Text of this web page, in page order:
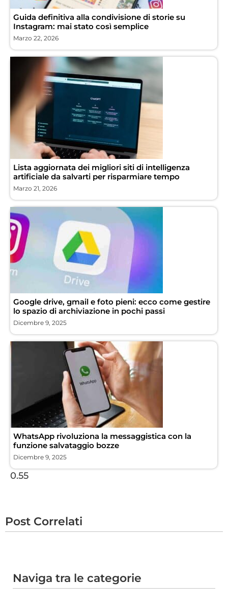
Guida definitiva alla condivisione di storie su
Instagram: mai stato così semplice
Marzo 22, 2026
Lista aggiornata dei migliori siti di intelligenza
artificiale da salvarti per risparmiare tempo
Marzo 21, 2026
Google drive, gmail e foto pieni: ecco come gestire
lo spazio di archiviazione in pochi passi
Dicembre 9, 2025
WhatsApp rivoluziona la messaggistica con la
funzione salvataggio bozze
Dicembre 9, 2025
Post Correlati
Naviga tra le categorie